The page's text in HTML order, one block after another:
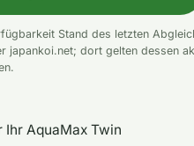
Stand des letzten
japankoi.net; dort gelten dessen
AquaMax Twin